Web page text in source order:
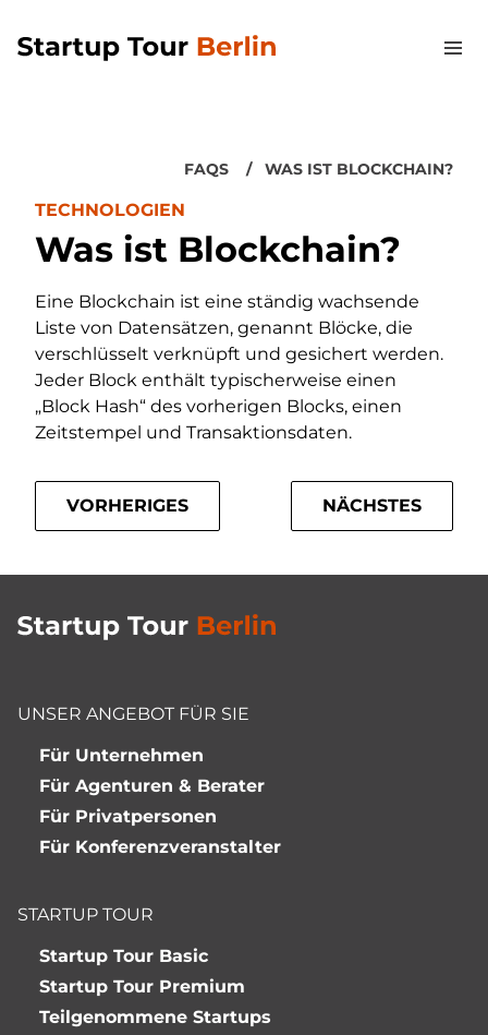
FAQS WAS IST BLOCKCHAIN?
TECHNOLOGIEN
Was ist Blockchain?
Eine Blockchain ist eine ständig wachsende
Liste von Datensätzen, genannt Blöcke, die
verschlüsselt verknüpft und gesichert werden.
Jeder Block enthält typischerweise einen
„Block Hash“ des vorherigen Blocks, einen
Zeitstempel und Transaktionsdaten.
VORHERIGES NÄCHSTES
UNSER ANGEBOT FÜR SIE
Für Unternehmen
Für Agenturen & Berater
Für Privatpersonen
Für Konferenzveranstalter
STARTUP TOUR
Startup Tour Basic
Startup Tour Premium
Teilgenommene Startups